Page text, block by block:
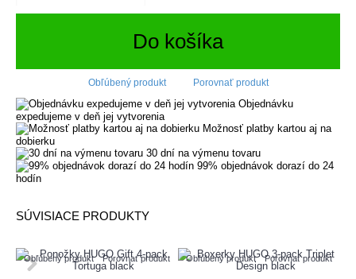
Do košíka
Obľúbený produkt Porovnať produkt
Objednávku
expedujeme v deň jej vytvorenia
Možnosť platby kartou aj na
dobierku
30 dní na výmenu tovaru
99% objednávok dorazí do 24
hodín
SÚVISIACE PRODUKTY
Obľúbený produkt Porovnať produkt Obľúbený produkt Porovnať produkt